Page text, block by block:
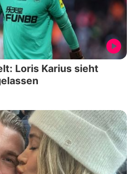
Loris Karius sieht